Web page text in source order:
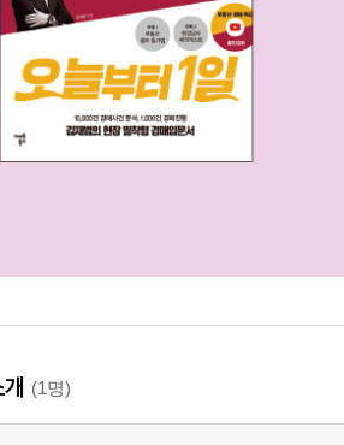
주 안 해도 받을 수 있는 비과세 특례
지역 공고일 이전에 계약금 완납한 경우
12월 16일 이전 임대주택으로 신청한 경우
12월 17일 이후 신청분부터는 ‘거주요건 예
주택은 2년 거주한 것으로 확대 적용
않아도 비과세 받을 방법 있다
에 따라 장기보유특별공제 달라진다
리] 1세대 1주택 비과세 위해 위장 이혼
(1명)